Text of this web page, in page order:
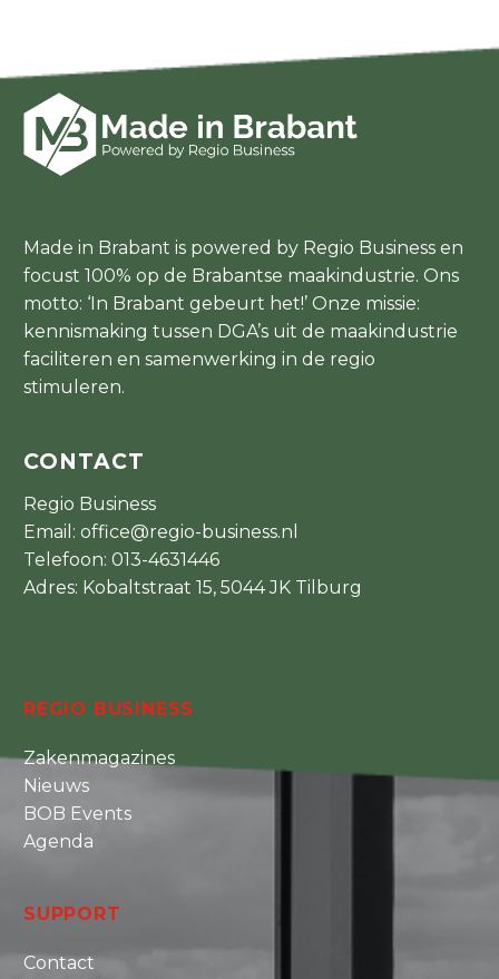
Made in Brabant is powered by Regio Business en
focust 100% op de Brabantse maakindustrie. Ons
motto: ‘In Brabant gebeurt het!’ Onze missie:
kennismaking tussen DGA’s uit de maakindustrie
faciliteren en samenwerking in de regio
stimuleren.
CONTACT
Regio Business
Email: office@regio-business.nl
Telefoon: 013-4631446
Adres: Kobaltstraat 15, 5044 JK Tilburg
REGIO BUSINESS
Zakenmagazines
Nieuws
BOB Events
Agenda
SUPPORT
Contact